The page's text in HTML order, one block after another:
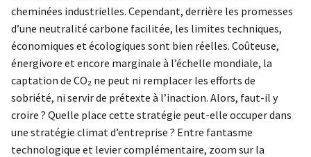
cheminées industrielles. Cependant, derrière les promesses
d’une neutralité carbone facilitée, les limites techniques,
économiques et écologiques sont bien réelles. Coûteuse,
énergivore et encore marginale à l’échelle mondiale, la
captation de CO₂ ne peut ni remplacer les efforts de
sobriété, ni servir de prétexte à l’inaction. Alors, faut-il y
croire ? Quelle place cette stratégie peut-elle occuper dans
une stratégie climat d’entreprise ? Entre fantasme
technologique et levier complémentaire, zoom sur la